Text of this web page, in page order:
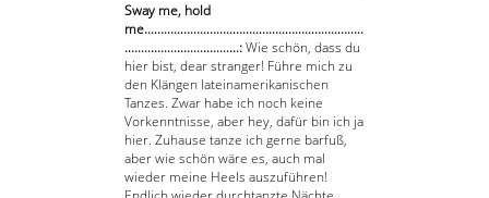
Sway me, hold
me...................................................................
...................................:Wie schön, dass du
hier bist, dear stranger! Führe mich zu
den Klängen lateinamerikanischen
Tanzes. Zwar habe ich noch keine
Vorkenntnisse, aber hey, dafür bin ich ja
hier. Zuhause tanze ich gerne barfuß,
aber wie schön wäre es, auch mal
wieder meine Heels auszuführen!